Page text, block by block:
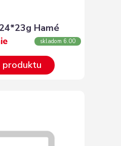
Hamé
skladom 6.00
produktu